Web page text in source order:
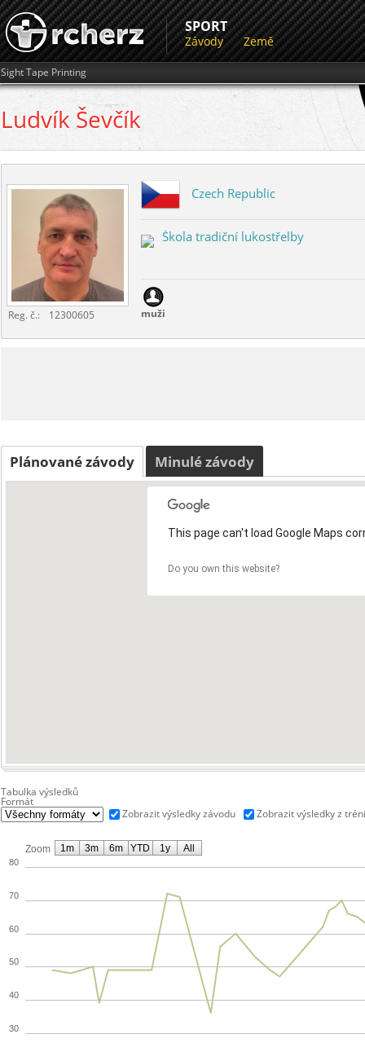
SPORT
Závody Země
Sight Tape Printing
Ludvík Ševčík
Reg. č.: 12300605
Czech Republic
Škola tradiční lukostřelby
muži
Plánované závody Minulé závody
This page can't load Google Maps
Do you own this website?
Tabulka výsledků
Formát
Zobrazit výsledky závodu
Zobrazit výsledky z
Zoom
30
40
50
60
70
80
1m 3m 6m YTD 1y All